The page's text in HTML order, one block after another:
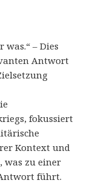
was.“ – Dies
Antwort
fokussiert
Kontext und
was zu einer
führt.